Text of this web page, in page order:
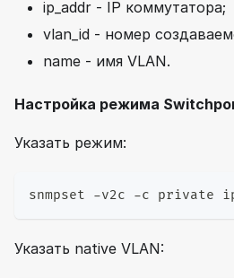
ip_addr - IP коммутатора;
vlan_id - номер
name - имя VLAN.
Настройка режима
Указать режим:
snmpset -v2c -c private
Указать native VLAN: